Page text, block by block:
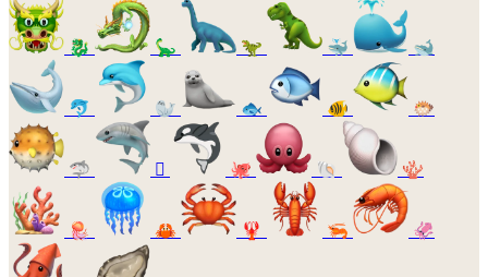
🐉 🦕 🦖 🐳 🐋
🐬 🦭 🐟 🐠 🐡
🦈 🫍 🐙 🐚 🪸
🪼 🦀 🦞 🦐 🦑